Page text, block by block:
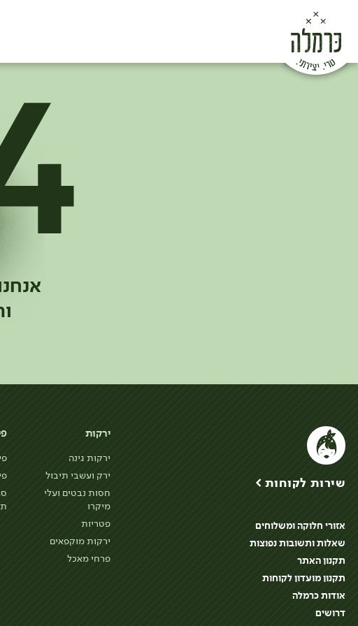
ירקות
ירקות גינה
ירק ועשבי תיבול
חסות נבטים ועלי
מיקרו
פטריות
ירקות מוקפאים
פרחי מאכל
שירות לקוחות >
אזורי חלוקה ומשלוחים
שאלות ותשובות נפוצות
תקנון האתר
תקנון מועדון לקוחות
אודות כרמלה
דרושים